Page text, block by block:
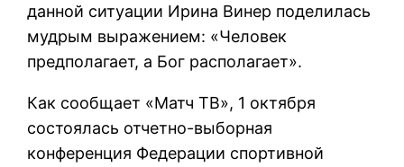
данной ситуации Ирина Винер поделилась
мудрым выражением: «Человек
предполагает, а Бог располагает».
Как сообщает «Матч ТВ», 1 октября
состоялась отчетно-выборная
конференция Федерации спортивной